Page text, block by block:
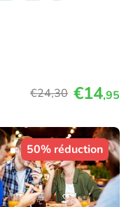
€24,30 €14,95
50% réduction